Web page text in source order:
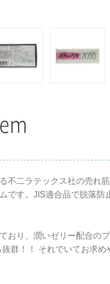
不二ラテックス社の売れ
です。JIS適合品で脱落
おり、潤いゼリー配合の
群！！ それでいてお求